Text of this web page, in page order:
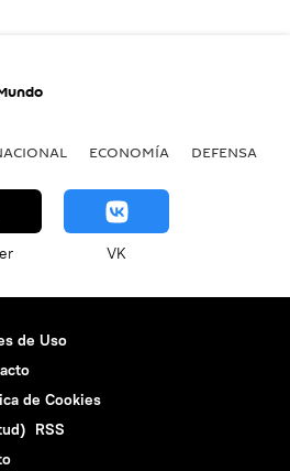
ECONOMÍA DEFENSA
VK
de Uso
de Cookies
RSS